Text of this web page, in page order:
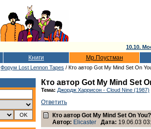
10.10.
Книги Мр.Поустман
Форум Lost Lennon Tapes / Кто автор Got My Mind Set On
Кто автор Got My Mind Set
Тема: Джордж Харрисон - Cloud Nine (1987)
Ответить
Кто автор Got My Mind Set On You?
Автор: Elicaster Дата: 19.06.03